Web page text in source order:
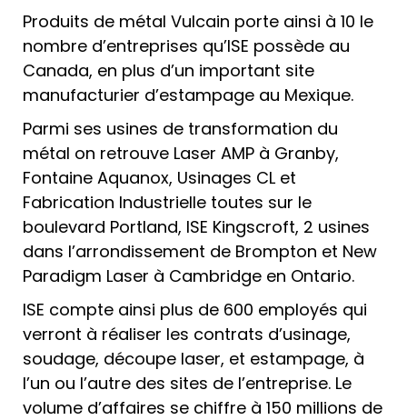
Produits de métal Vulcain porte ainsi à 10 le
nombre d’entreprises qu’ISE possède au
Canada, en plus d’un important site
manufacturier d’estampage au Mexique.
Parmi ses usines de transformation du
métal on retrouve Laser AMP à Granby,
Fontaine Aquanox, Usinages CL et
Fabrication Industrielle toutes sur le
boulevard Portland, ISE Kingscroft, 2 usines
dans l’arrondissement de Brompton et New
Paradigm Laser à Cambridge en Ontario.
ISE compte ainsi plus de 600 employés qui
verront à réaliser les contrats d’usinage,
soudage, découpe laser, et estampage, à
l’un ou l’autre des sites de l’entreprise. Le
volume d’affaires se chiffre à 150 millions de